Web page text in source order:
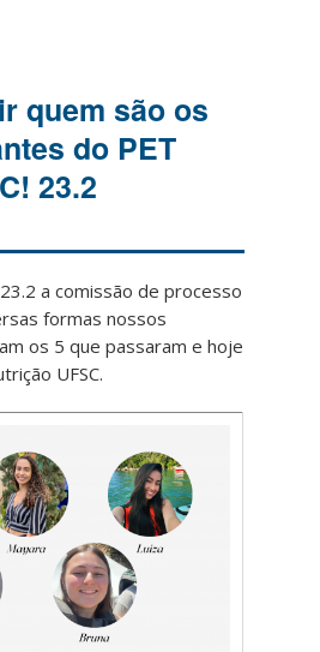
quem são os
do PET
23.2
a comissão de processo
formas nossos
os 5 que passaram e hoje
UFSC.